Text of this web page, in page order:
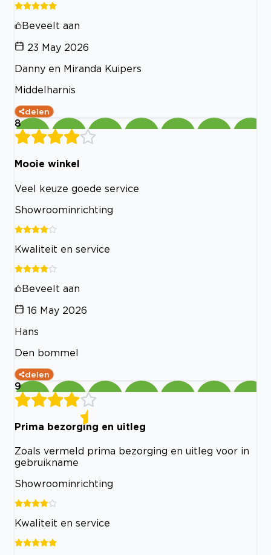
Beveelt aan
23 May 2026
Danny en Miranda Kuipers
Middelharnis
delen
8
Mooie winkel
Veel keuze goede service
Showroominrichting
Kwaliteit en service
Beveelt aan
16 May 2026
Hans
Den bommel
delen
9
Prima bezorging en uitleg
Zoals vermeld prima bezorging en uitleg voor in
gebruikname
Showroominrichting
Kwaliteit en service